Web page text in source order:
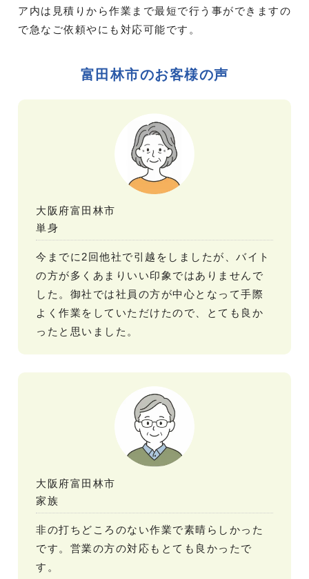
ア内は見積りから作業まで最短で行う事ができますの
で急なご依頼やにも対応可能です。
富田林市のお客様の声
大阪府富田林市
単身
今までに2回他社で引越をしましたが、バイト
の方が多くあまりいい印象ではありませんで
した。御社では社員の方が中心となって手際
よく作業をしていただけたので、とても良か
ったと思いました。
大阪府富田林市
家族
非の打ちどころのない作業で素晴らしかった
です。営業の方の対応もとても良かったで
す。